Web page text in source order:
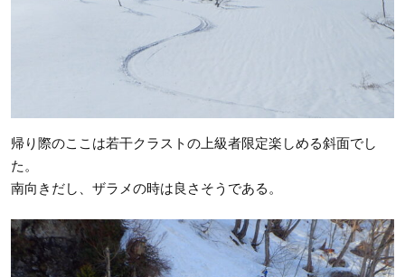
帰り際のここは若干クラストの上級者限定楽しめる斜面でし
た。
南向きだし、ザラメの時は良さそうである。